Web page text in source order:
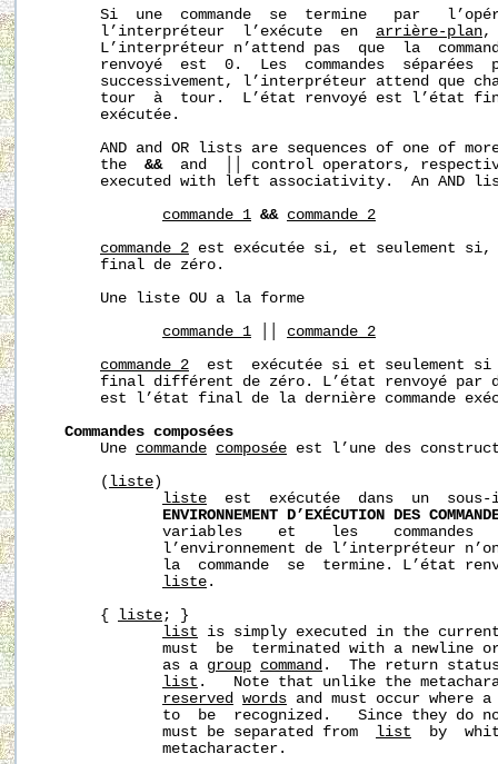
Si  une  commande  se  termine   par
       l’interpréteur  l’exécute  en
arrière-plan,
L’interpréteur n’attend pas  que  la
renvoyé  est  0.  Les  commandes  séparées
successivement, l’interpréteur attend que
tour  à  tour.  L’état renvoyé est l’état
       exécutée.
AND and OR lists are sequences of one of
       the
&&
and  ││ control operators,
executed with left associativity.  An AND
commande_1 && commande_2
commande_2 est exécutée si, et seulement
       final de zéro.
       Une liste OU a la forme
commande_1
commande_2
commande_2
est  exécutée si et seulement
final différent de zéro. L’état renvoyé par
est l’état final de la dernière commande
Commandes composées
       Une
commande composée est l’une des
       (
liste )
liste
est  exécutée  dans  un
ENVIRONNEMENT D’EXÉCUTION DES
variables    et    les    commandes
l’environnement de l’interpréteur
la  commande  se  termine. L’état
liste .
       {
liste ; }
list is simply executed in the
must  be  terminated with a newline
              as a
group command .  The return
list .   Note that unlike the
reserved
words and must occur where
to  be  recognized.   Since they do
              must be separated from
list
by
              metacharacter.